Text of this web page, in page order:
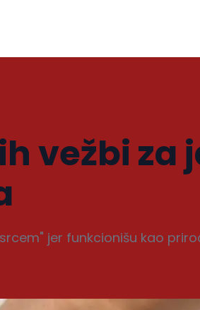
vežbi za
jer funkcionišu kao